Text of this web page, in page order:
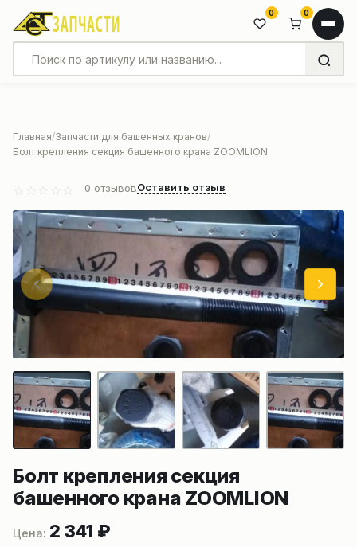
0 0
Главная Запчасти для башенных кранов
Болт крепления секция башенного крана ZOOMLION
0 отзывовОставить отзыв
Болт крепления секция
башенного крана ZOOMLION
2 341 ₽